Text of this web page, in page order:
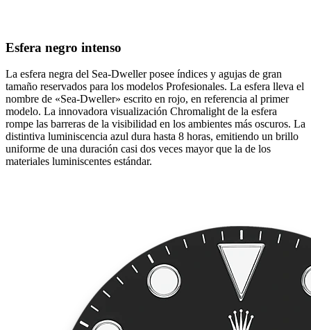
Esfera negro intenso
La esfera negra del Sea‑Dweller posee índices y agujas de gran
tamaño reservados para los modelos Profesionales. La esfera lleva el
nombre de «Sea‑Dweller» escrito en rojo, en referencia al primer
modelo. La innovadora visualización Chromalight de la esfera
rompe las barreras de la visibilidad en los ambientes más oscuros. La
distintiva luminiscencia azul dura hasta 8 horas, emitiendo un brillo
uniforme de una duración casi dos veces mayor que la de los
materiales luminiscentes estándar.